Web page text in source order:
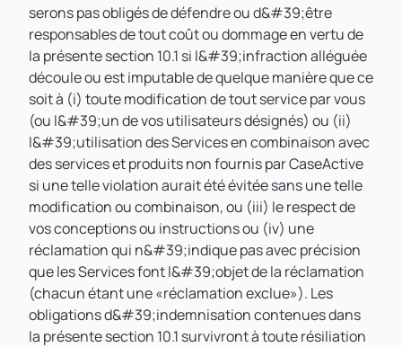
serons pas obligés de défendre ou d&#39;être
responsables de tout coût ou dommage en vertu de
la présente section 10.1 si l&#39;infraction alléguée
découle ou est imputable de quelque manière que ce
soit à (i) toute modification de tout service par vous
(ou l&#39;un de vos utilisateurs désignés) ou (ii)
l&#39;utilisation des Services en combinaison avec
des services et produits non fournis par CaseActive
si une telle violation aurait été évitée sans une telle
modification ou combinaison, ou (iii) le respect de
vos conceptions ou instructions ou (iv) une
réclamation qui n&#39;indique pas avec précision
que les Services font l&#39;objet de la réclamation
(chacun étant une «réclamation exclue»). Les
obligations d&#39;indemnisation contenues dans
la présente section 10.1 survivront à toute résiliation